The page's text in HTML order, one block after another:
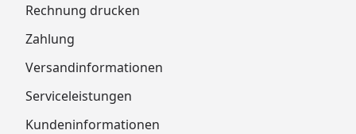
Rechnung drucken
Zahlung
Versandinformationen
Serviceleistungen
Kundeninformationen